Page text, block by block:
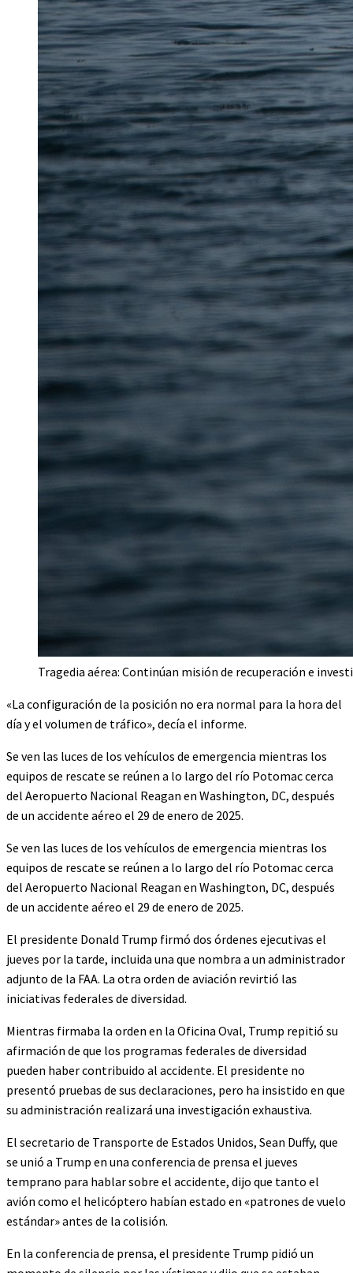
Tragedia aérea: Continúan misión de recuperación e
«La configuración de la posición no era normal para la hora del
día y el volumen de tráfico», decía el informe.
Se ven las luces de los vehículos de emergencia mientras los
equipos de rescate se reúnen a lo largo del río Potomac cerca
del Aeropuerto Nacional Reagan en Washington, DC, después
de un accidente aéreo el 29 de enero de 2025.
Se ven las luces de los vehículos de emergencia mientras los
equipos de rescate se reúnen a lo largo del río Potomac cerca
del Aeropuerto Nacional Reagan en Washington, DC, después
de un accidente aéreo el 29 de enero de 2025.
El presidente Donald Trump firmó dos órdenes ejecutivas el
jueves por la tarde, incluida una que nombra a un administrador
adjunto de la FAA. La otra orden de aviación revirtió las
iniciativas federales de diversidad.
Mientras firmaba la orden en la Oficina Oval, Trump repitió su
afirmación de que los programas federales de diversidad
pueden haber contribuido al accidente. El presidente no
presentó pruebas de sus declaraciones, pero ha insistido en que
su administración realizará una investigación exhaustiva.
El secretario de Transporte de Estados Unidos, Sean Duffy, que
se unió a Trump en una conferencia de prensa el jueves
temprano para hablar sobre el accidente, dijo que tanto el
avión como el helicóptero habían estado en «patrones de vuelo
estándar» antes de la colisión.
En la conferencia de prensa, el presidente Trump pidió un